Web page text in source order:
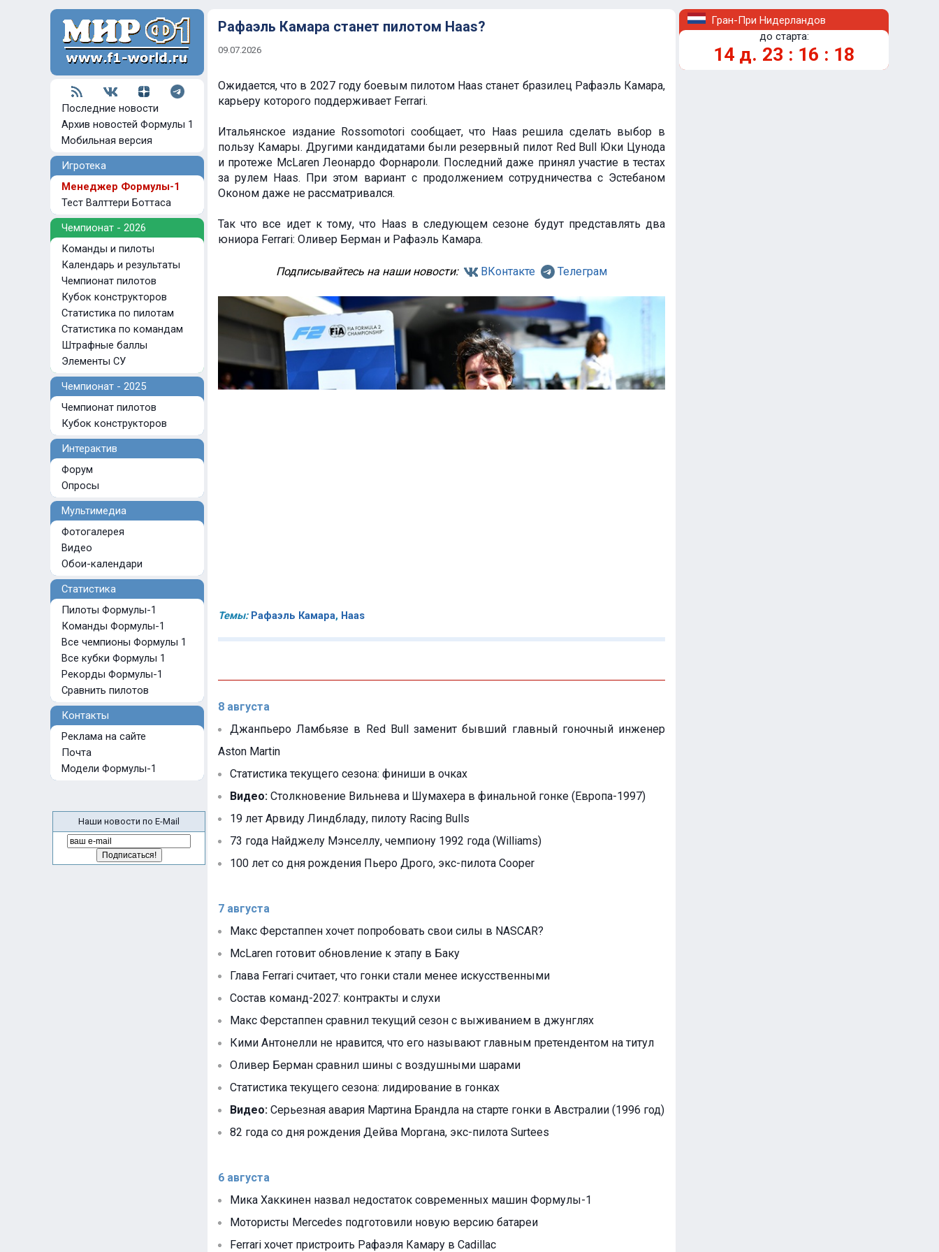
Последние новости
Архив новостей Формулы 1
Мобильная версия
Игротека
Менеджер Формулы-1
Тест Валттери Боттаса
Чемпионат - 2026
Команды и пилоты
Календарь и результаты
Чемпионат пилотов
Кубок конструкторов
Статистика по пилотам
Статистика по командам
Штрафные баллы
Элементы СУ
Чемпионат - 2025
Чемпионат пилотов
Кубок конструкторов
Интерактив
Форум
Опросы
Мультимедиа
Фотогалерея
Видео
Обои-календари
Статистика
Пилоты Формулы-1
Команды Формулы-1
Все чемпионы Формулы 1
Все кубки Формулы 1
Рекорды Формулы-1
Сравнить пилотов
Контакты
Реклама на сайте
Почта
Модели Формулы-1
Наши новости по E-Mail
Рафаэль Камара станет пилотом Haas?
09.07.2026
Ожидается, что в 2027 году боевым пилотом Haas станет бразилец Рафаэль Камара,
карьеру которого поддерживает Ferrari.
Итальянское издание Rossomotori сообщает, что Haas решила сделать выбор в
пользу Камары. Другими кандидатами были резервный пилот Red Bull Юки Цунода
и протеже McLaren Леонардо Форнароли. Последний даже принял участие в тестах
за рулем Haas. При этом вариант с продолжением сотрудничества с Эстебаном
Оконом даже не рассматривался.
Так что все идет к тому, что Haas в следующем сезоне будут представлять два
юниора Ferrari: Оливер Берман и Рафаэль Камара.
Подписывайтесь на наши новости: ВКонтакте Телеграм
Темы: Рафаэль Камара, Haas
8 августа
Джанпьеро Ламбьязе в Red Bull заменит бывший главный гоночный инженер
Aston Martin
Статистика текущего сезона: финиши в очках
Видео: Столкновение Вильнева и Шумахера в финальной гонке (Европа-1997)
19 лет Арвиду Линдбладу, пилоту Racing Bulls
73 года Найджелу Мэнселлу, чемпиону 1992 года (Williams)
100 лет со дня рождения Пьеро Дрого, экс-пилота Cooper
7 августа
Макс Ферстаппен хочет попробовать свои силы в NASCAR?
McLaren готовит обновление к этапу в Баку
Глава Ferrari считает, что гонки стали менее искусственными
Состав команд-2027: контракты и слухи
Макс Ферстаппен сравнил текущий сезон с выживанием в джунглях
Кими Антонелли не нравится, что его называют главным претендентом на титул
Оливер Берман сравнил шины с воздушными шарами
Статистика текущего сезона: лидирование в гонках
Видео: Серьезная авария Мартина Брандла на старте гонки в Австралии (1996 год)
82 года со дня рождения Дейва Моргана, экс-пилота Surtees
6 августа
Мика Хаккинен назвал недостаток современных машин Формулы-1
Мотористы Mercedes подготовили новую версию батареи
Ferrari хочет пристроить Рафаэля Камару в Cadillac
Гран-При Нидерландов
до старта:
14 д. 23 : 16 : 17